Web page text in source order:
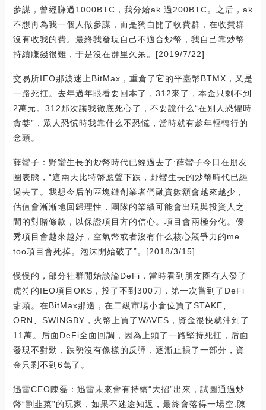
參謀，曾經賺過1000BTC，我分給ak 過200BTC。之后，ak
不想再為我一個人做參謀，而是獨自開了收費群，在收費群
沒有收我的費。最終我發現自己不適合炒幣，我自己靠炒幣
持續賺錢很難，于是沒在群里久呆。[2019/7/22]
交易所IEO那波迷上BitMax，重倉了它的平臺幣BTMX，又是
一路死扛。去年過年眼看要回本了，312來了，本金只剩不到
2萬元。312那次讓我徹底死心了，不要說什么“在別人恐懼時
貪婪”，眾人恐慌時我靠什么不恐慌，當時就有趁年輕轉行的
念頭。
薛蠻子：野蠻生長的炒幣時代已經過去了:薛蠻子今日在朋友
圈表態，“這兩天比特幣應聲下跌，野蠻生長的炒幣時代已經
過去了。我想今后的區塊鏈創業者們融資數額會越來越少，
估值會漸漸地回歸理性，團隊的業績可能會出現與投資人之
間的對賭條款，以保證項目方的信心。項目會兩極分化。優
秀項目會越來越好，空氣幣或者沒有什么核心競爭力的me
too項目會死掉。泡沫開始破了”。[2018/3/15]
慢慢的，部分社群開始談論DeFi，當時看到朋友圈有人發了
虎符的IEO項目OKS，投了不到300刀，第一次嘗到了DeFi
甜頭。在BitMax那邊，在二級市場小倉位買了STAKE、
ORN、SWINGBY，火幣上買了WAVES，資金很快就沖到了
11萬。后面DeFi全面回調，因為上頭了一路堅持死扛，后面
發現不對勁，跌勢沒有像樣的反彈，逐漸止損了一部分，資
金只剩不到6萬了。
迅雷CEO陳磊：迅雷未來會有持續“大招”出來，試圖通過炒
幣“割韭菜”的玩家，如果不迷途知返，最終會落得一場空:陳